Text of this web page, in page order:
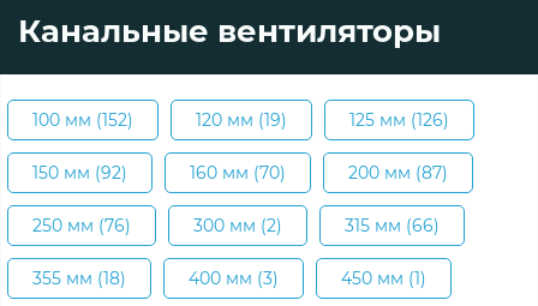
Канальные вентиляторы
100 мм (152) 120 мм (19) 125 мм (126)
150 мм (92) 160 мм (70) 200 мм (87)
250 мм (76) 300 мм (2) 315 мм (66)
355 мм (18) 400 мм (3) 450 мм (1)